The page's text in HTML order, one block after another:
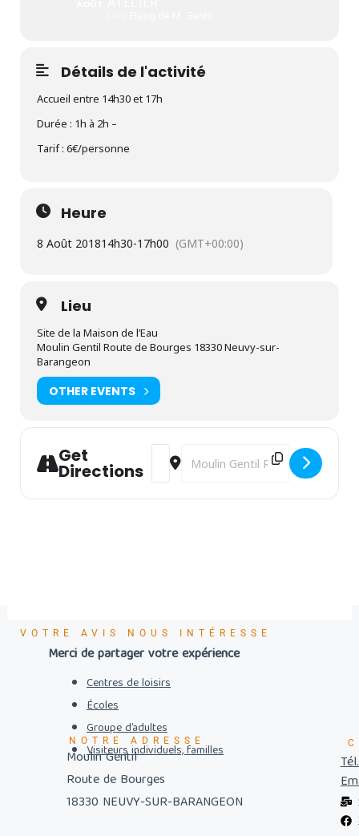
Détails de l'activité
Accueil entre 14h30 et 17h
Durée : 1h à 2h –
Tarif : 6€/personne
Heure
8 Août 201814h30-17h00 (GMT+00:00)
Lieu
Site de la Maison de l’Eau
Moulin Gentil Route de Bourges 18330 Neuvy-sur-
Barangeon
OTHER EVENTS
Get
Directions
Address - Bulles géantes [KM9Ga85dL]
Destination Address - Bulles
VOTRE AVIS NOUS INTÉRESSE
Merci de partager votre expérience
Centres de loisirs
Écoles
Groupe d’adultes
Visiteurs individuels, familles
NOTRE ADRESSE
Moulin Gentil
Route de Bourges
18330 NEUVY-SUR-BARANGEON